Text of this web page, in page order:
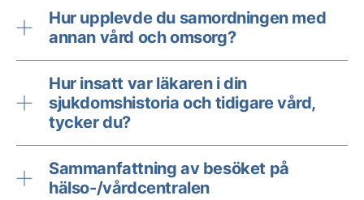
Hur upplevde du samordningen med
annan vård och omsorg?
Hur insatt var läkaren i din
sjukdomshistoria och tidigare vård,
tycker du?
Sammanfattning av besöket på
hälso-/vårdcentralen